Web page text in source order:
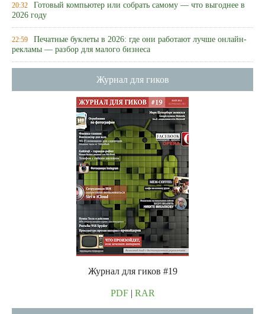
20:32 Готовый компьютер или собрать самому — что выгоднее в
2026 году
22:59 Печатные буклеты в 2026: где они работают лучше онлайн-
рекламы — разбор для малого бизнеса
Журнал для гиков
Журнал для гиков #19
PDF| RAR